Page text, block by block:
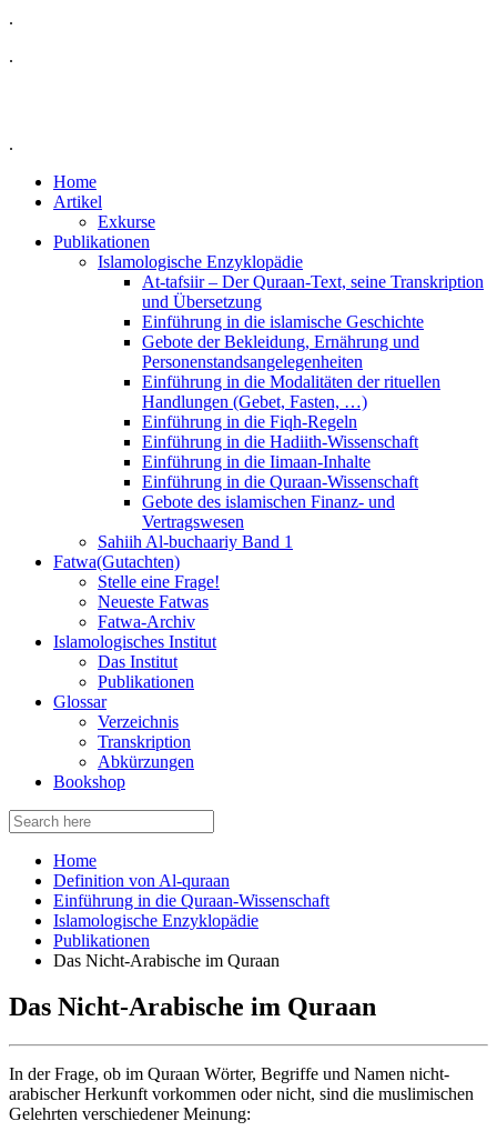
.
.
.
Home
Artikel
Exkurse
Publikationen
Islamologische Enzyklopädie
At-tafsiir – Der Quraan-Text, seine Transkription
und Übersetzung
Einführung in die islamische Geschichte
Gebote der Bekleidung, Ernährung und
Personenstandsangelegenheiten
Einführung in die Modalitäten der rituellen
Handlungen (Gebet, Fasten, …)
Einführung in die Fiqh-Regeln
Einführung in die Hadiith-Wissenschaft
Einführung in die Iimaan-Inhalte
Einführung in die Quraan-Wissenschaft
Gebote des islamischen Finanz- und
Vertragswesen
Sahiih Al-buchaariy Band 1
Fatwa(Gutachten)
Stelle eine Frage!
Neueste Fatwas
Fatwa-Archiv
Islamologisches Institut
Das Institut
Publikationen
Glossar
Verzeichnis
Transkription
Abkürzungen
Bookshop
Search
for:
Home
Definition von Al-quraan
Einführung in die Quraan-Wissenschaft
Islamologische Enzyklopädie
Publikationen
Das Nicht-Arabische im Quraan
Das Nicht-Arabische im Quraan
In der Frage, ob im Quraan Wörter, Begriffe und Namen nicht-
arabischer Herkunft vorkommen oder nicht, sind die muslimischen
Gelehrten verschiedener Meinung: